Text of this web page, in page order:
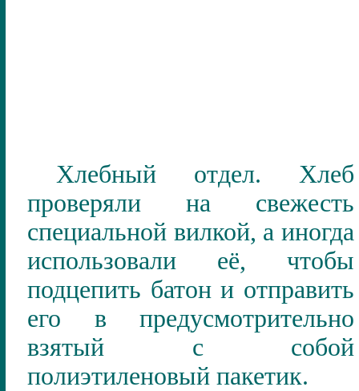
Хлебный отдел. Хлеб
проверяли на свежесть
специальной вилкой, а иногда
использовали её, чтобы
подцепить батон и отправить
его в предусмотрительно
взятый с собой
полиэтиленовый пакетик.